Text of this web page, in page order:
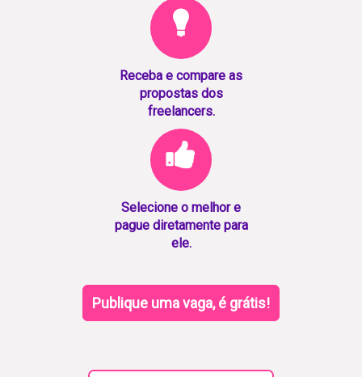
Receba e compare as
propostas dos
freelancers.
Selecione o melhor e
pague diretamente para
ele.
Publique uma vaga, é grátis!